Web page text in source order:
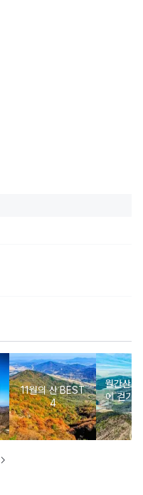
11월의 산 BEST
4
월간산
에 걷기